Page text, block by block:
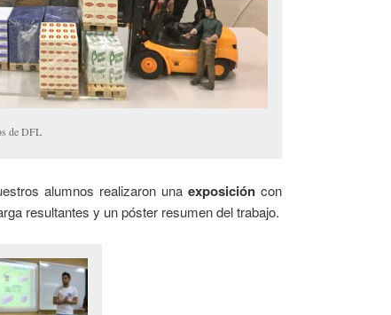
de DFL
alumnos realizaron unaexposición con
resultantes y un póster resumen del trabajo.